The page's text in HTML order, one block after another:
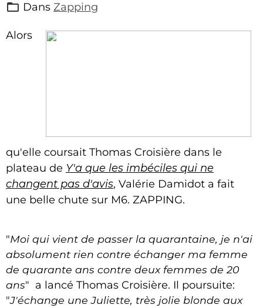
Dans Zapping
Alors
qu'elle coursait Thomas Croisière dans le
plateau de Y'a que les imbéciles qui ne
changent pas d'avis, Valérie Damidot a fait
une belle chute sur M6. ZAPPING.
"Moi qui vient de passer la quarantaine, je n'ai
absolument rien contre échanger ma femme
de quarante ans contre deux femmes de 20
ans" a lancé Thomas Croisière. Il poursuite:
"J'échange une Juliette, très jolie blonde aux